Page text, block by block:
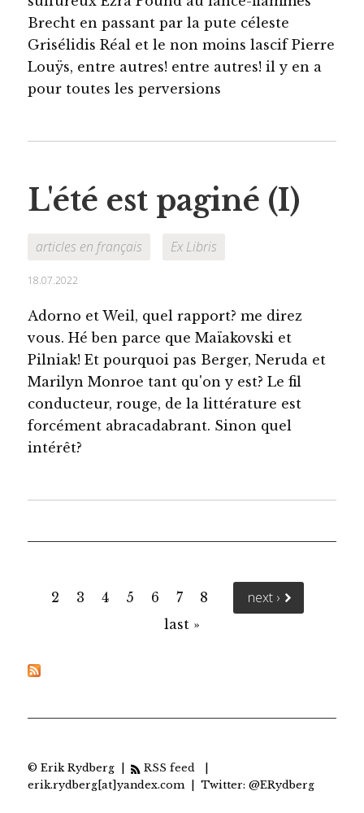
Brecht en passant par la pute céleste
Grisélidis Réal et le non moins lascif Pierre
Louÿs, entre autres! entre autres! il y en a
pour toutes les perversions
L'été est paginé (I)
articles en français Ex Libris
18.07.2022
Adorno et Weil, quel rapport? me direz
vous. Hé ben parce que Maïakovski et
Pilniak! Et pourquoi pas Berger, Neruda et
Marilyn Monroe tant qu'on y est? Le fil
conducteur, rouge, de la littérature est
forcément abracadabrant. Sinon quel
intérêt?
2 3 4 5 6 7 8 next ›
last »
© Erik Rydberg | RSS feed
erik.rydberg[at]yandex.com | Twitter: @ERydberg